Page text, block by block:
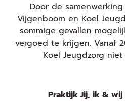
Door de
Vijgenboom en Koel
sommige gevallen
vergoed te krijgen. Vanaf
Koel Jeugdzorg
Praktijk Jij, ik &